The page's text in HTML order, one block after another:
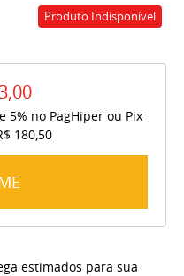
Produto Indisponível
5% no PagHiper ou Pix
180,50
estimados para sua